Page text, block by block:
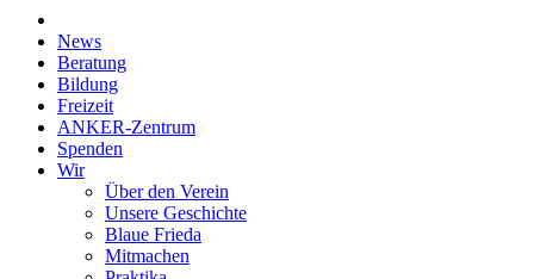
News
Beratung
Bildung
Freizeit
ANKER-Zentrum
Spenden
Wir
Über den Verein
Unsere Geschichte
Blaue Frieda
Mitmachen